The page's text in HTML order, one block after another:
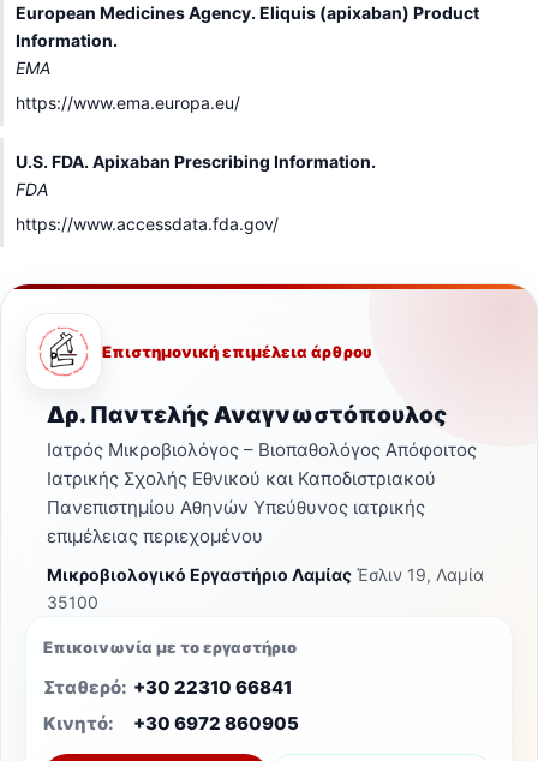
European Medicines Agency. Eliquis (apixaban) Product
Information.
EMA
https://www.ema.europa.eu/
U.S. FDA. Apixaban Prescribing Information.
FDA
https://www.accessdata.fda.gov/
Επιστημονική επιμέλεια άρθρου
Δρ. Παντελής Αναγνωστόπουλος
Ιατρός Μικροβιολόγος – Βιοπαθολόγος Απόφοιτος
Ιατρικής Σχολής Εθνικού και Καποδιστριακού
Πανεπιστημίου Αθηνών Υπεύθυνος ιατρικής
επιμέλειας περιεχομένου
Μικροβιολογικό Εργαστήριο Λαμίας Έσλιν 19, Λαμία
35100
Επικοινωνία με το εργαστήριο
Σταθερό: +30 22310 66841
Κινητό:
+30 6972 860905